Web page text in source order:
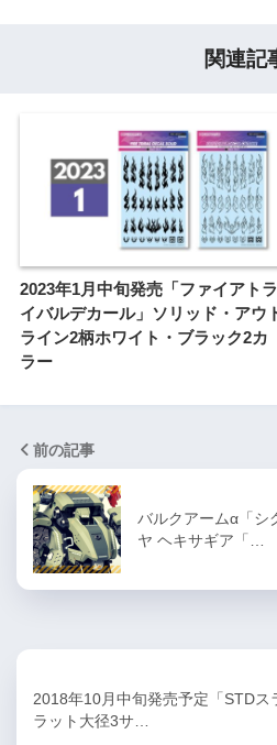
関連記
2023年1月中旬発売「ファイアトラ
イバルデカール」ソリッド・アウ
ライン2柄ホワイト・ブラック2カ
ラー
前の記事
バルクアームα「シ
ヤ ヘキサギア「…
2018年10月中旬発売予定「STDス
ラット大径3サ…